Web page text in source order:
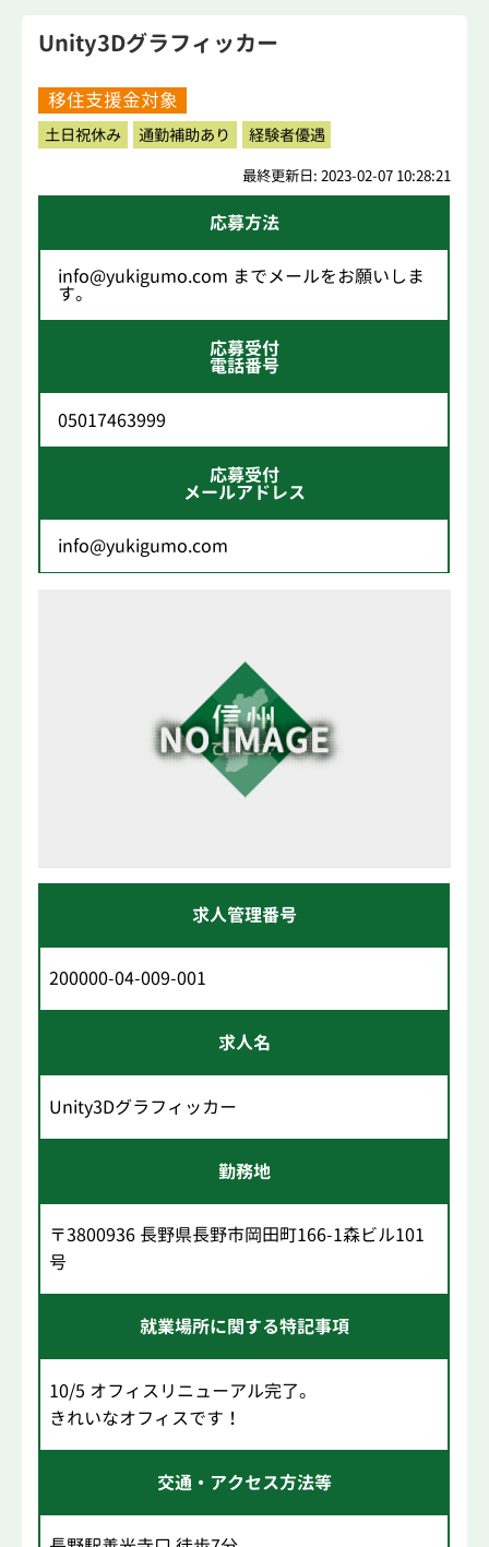
Unity3Dグラフィッカー
移住支援金対象
土日祝休み 通勤補助あり 経験者優遇
最終更新日: 2023-02-07 10:28:21
応募方法
info@yukigumo.com までメールをお願いしま
す。
応募受付
電話番号
05017463999
応募受付
メールアドレス
info@yukigumo.com
求人管理番号
200000-04-009-001
求人名
Unity3Dグラフィッカー
勤務地
〒3800936 長野県長野市岡田町166-1森ビル101
号
就業場所に関する特記事項
10/5 オフィスリニューアル完了。
きれいなオフィスです！
交通・アクセス方法等